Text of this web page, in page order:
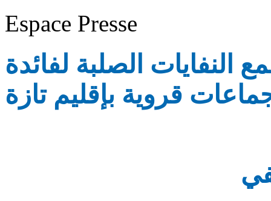
Espace Presse
النفايات الصلبة لفائدة
قروية بإقليم تازة